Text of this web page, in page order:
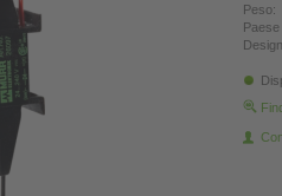
Peso: